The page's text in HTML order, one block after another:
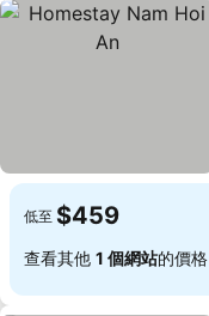
低至 $459
查看其他 1 個網站的價格